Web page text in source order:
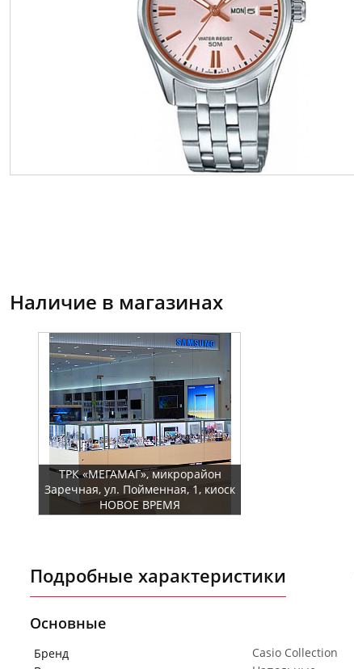
Наличие в магазинах
ТРК «МЕГАМАГ», микрорайон
Заречная, ул. Пойменная, 1, киоск
НОВОЕ ВРЕМЯ
Подробные характеристики
Основные
Бренд
Casio Collection